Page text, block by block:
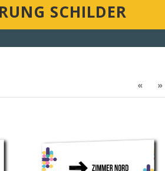
SCHILDER
« »